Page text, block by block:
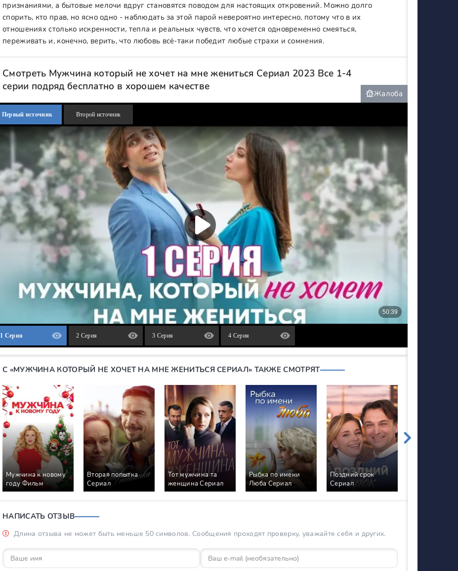
признаниями, а бытовые мелочи вдруг становятся поводом для настоящих откровений. Можно долго
спорить, кто прав, но ясно одно - наблюдать за этой парой невероятно интересно, потому что в их
отношениях столько искренности, тепла и реальных чувств, что хочется одновременно смеяться,
переживать и, конечно, верить, что любовь всё-таки победит любые страхи и сомнения.
Смотреть Мужчина который не хочет на мне жениться Сериал 2023 Все 1-4
серии подряд бесплатно в хорошем качестве
Первый источник Второй источник
1 Серия 2 Серия 3 Серия 4 Серия
Жалоба
С «МУЖЧИНА КОТОРЫЙ НЕ ХОЧЕТ НА МНЕ ЖЕНИТЬСЯ СЕРИАЛ» ТАКЖЕ СМОТРЯТ
Мужчина к новому
году Фильм
Вторая попытка
Сериал
Тот мужчина та
женщина Сериал
Рыбка по имени
Люба Сериал
Поздний срок
Сериал
НАПИСАТЬ ОТЗЫВ
Длина отзыва не может быть меньше 50 символов. Сообщения проходят проверку, уважайте себя и других.